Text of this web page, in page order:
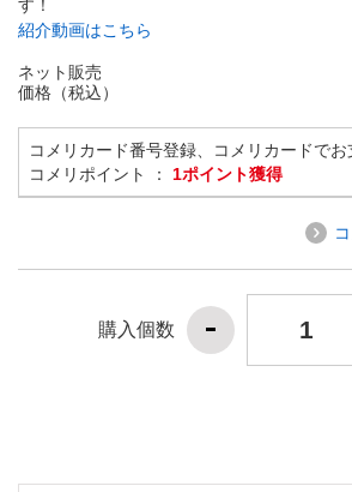
す！
紹介動画はこちら
ネット販売
価格（税込）
コメリカード番号登録、コメリカードでお
コメリポイント ： 1ポイント獲得
購入個数